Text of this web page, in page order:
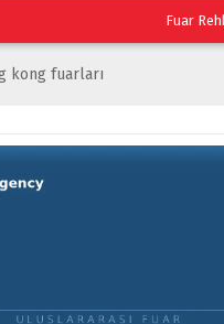
Fuar
kong fuarları